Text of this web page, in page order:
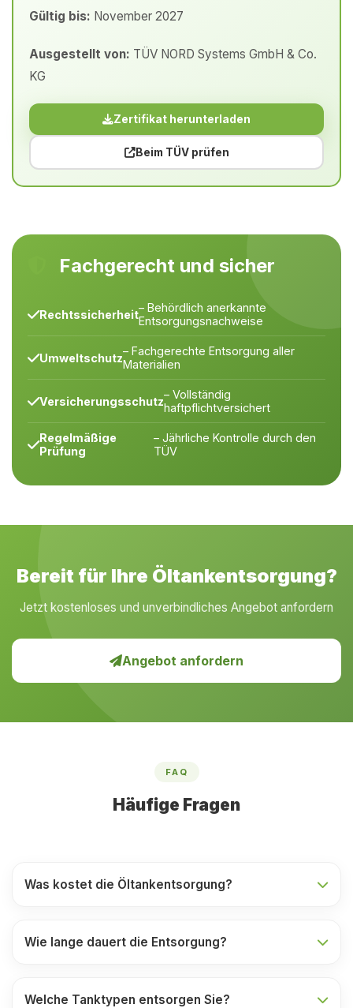
Gültig bis: November 2027
Ausgestellt von: TÜV NORD Systems GmbH & Co.
KG
Zertifikat herunterladen
Beim TÜV prüfen
Fachgerecht und sicher
Rechtssicherheit– Behördlich anerkannte
Entsorgungsnachweise
Umweltschutz– Fachgerechte Entsorgung aller
Materialien
Versicherungsschutz– Vollständig
haftpflichtversichert
Regelmäßige
Prüfung
– Jährliche Kontrolle durch den
TÜV
Bereit für Ihre Öltankentsorgung?
Jetzt kostenloses und unverbindliches Angebot anfordern
Angebot anfordern
FAQ
Häufige Fragen
Was kostet die Öltankentsorgung?
Wie lange dauert die Entsorgung?
Welche Tanktypen entsorgen Sie?